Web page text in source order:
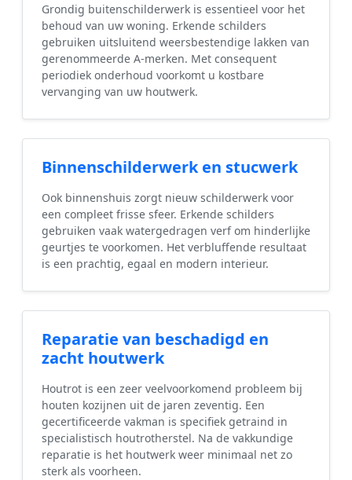
Grondig buitenschilderwerk is essentieel voor het
behoud van uw woning. Erkende schilders
gebruiken uitsluitend weersbestendige lakken van
gerenommeerde A-merken. Met consequent
periodiek onderhoud voorkomt u kostbare
vervanging van uw houtwerk.
Binnenschilderwerk en stucwerk
Ook binnenshuis zorgt nieuw schilderwerk voor
een compleet frisse sfeer. Erkende schilders
gebruiken vaak watergedragen verf om hinderlijke
geurtjes te voorkomen. Het verbluffende resultaat
is een prachtig, egaal en modern interieur.
Reparatie van beschadigd en
zacht houtwerk
Houtrot is een zeer veelvoorkomend probleem bij
houten kozijnen uit de jaren zeventig. Een
gecertificeerde vakman is specifiek getraind in
specialistisch houtrotherstel. Na de vakkundige
reparatie is het houtwerk weer minimaal net zo
sterk als voorheen.